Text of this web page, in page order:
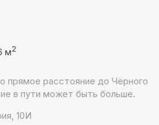
м2
прямое расстояние до Чёрного
в пути может быть больше.
10И